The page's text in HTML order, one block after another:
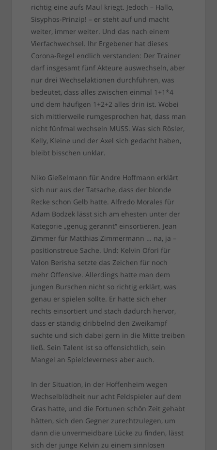
richtig eine aufs Maul kriegt. Jedoch – Hallo,
Sisyphos-Prinzip! – er steht auf und macht
weiter, immer weiter. Und das nach einem
Vierfachwechsel. Ihr Ergebener hat dieses
Corona-Regel endlich verstanden: Der Trainer
darf insgesamt fünf Akteure auswechseln, aber
nur drei Wechselaktionen durchführen, was
bedeutet, dass alles zwischen einmal 1+1*4
und dem häufigen 1+2+2 alles drin ist. Wobei
sich mittlerweile rumgesprochen hat, dass man
nicht fünfmal wechseln MUSS. Was sich Rösler,
Kelly, Kleine und der Axel sich gedacht haben,
bleibt bisschen unklar.
Niko Gießelmann für Andre Hoffmann erklärt
sich nur aus der Tatsache, dass der blonde
Recke schon Gelb hatte. Alfredo Morales für
Adam Bodzek lässt sich am ehesten unter der
Kategorie „genug gerannt“ einsortieren. Jean
Zimmer für Matthias Zimmermann … na, ja –
positionstreue Sache. Und: Kelvin Ofori für
Valon Berisha setzte das Zeichen für noch
mehr Offensive. Allerdings hatte man dem
jungen Burschen nicht so richtig erklärt, was
genau er spielen sollte. Er hatte sich eher
rechts einsortiert und stach dadurch hervor,
dass er ständig dribbelnd den Zweikampf
suchte und sich dabei gern in die Mitte treiben
ließ. Sein Talent ist so offensichtlich, sein
Mangel an Spielcleverness aber auch.
In der Situation, in der Hoffenheim wegen
Wechselblödheit nur acht Feldspieler auf dem
Gras hatte, und die Fortunen schön Zeit gehabt
hätten, sich den Gegner zurechtzulegen, um
dann die unvermeidbare Lücke zu finden, lässt
sich der junge Kelvin zu einem sinnlosen